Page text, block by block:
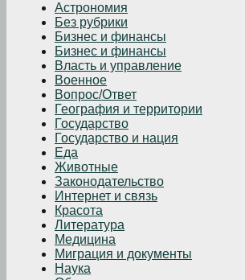
Астрономия
Без рубрики
Бизнеc и финансы
Бизнес и финансы
Власть и управление
Военное
Вопрос/Ответ
География и территории
Государство
Государство и нация
Еда
Животные
Законодательство
Интернет и связь
Красота
Литература
Медицина
Миграция и документы
Наука